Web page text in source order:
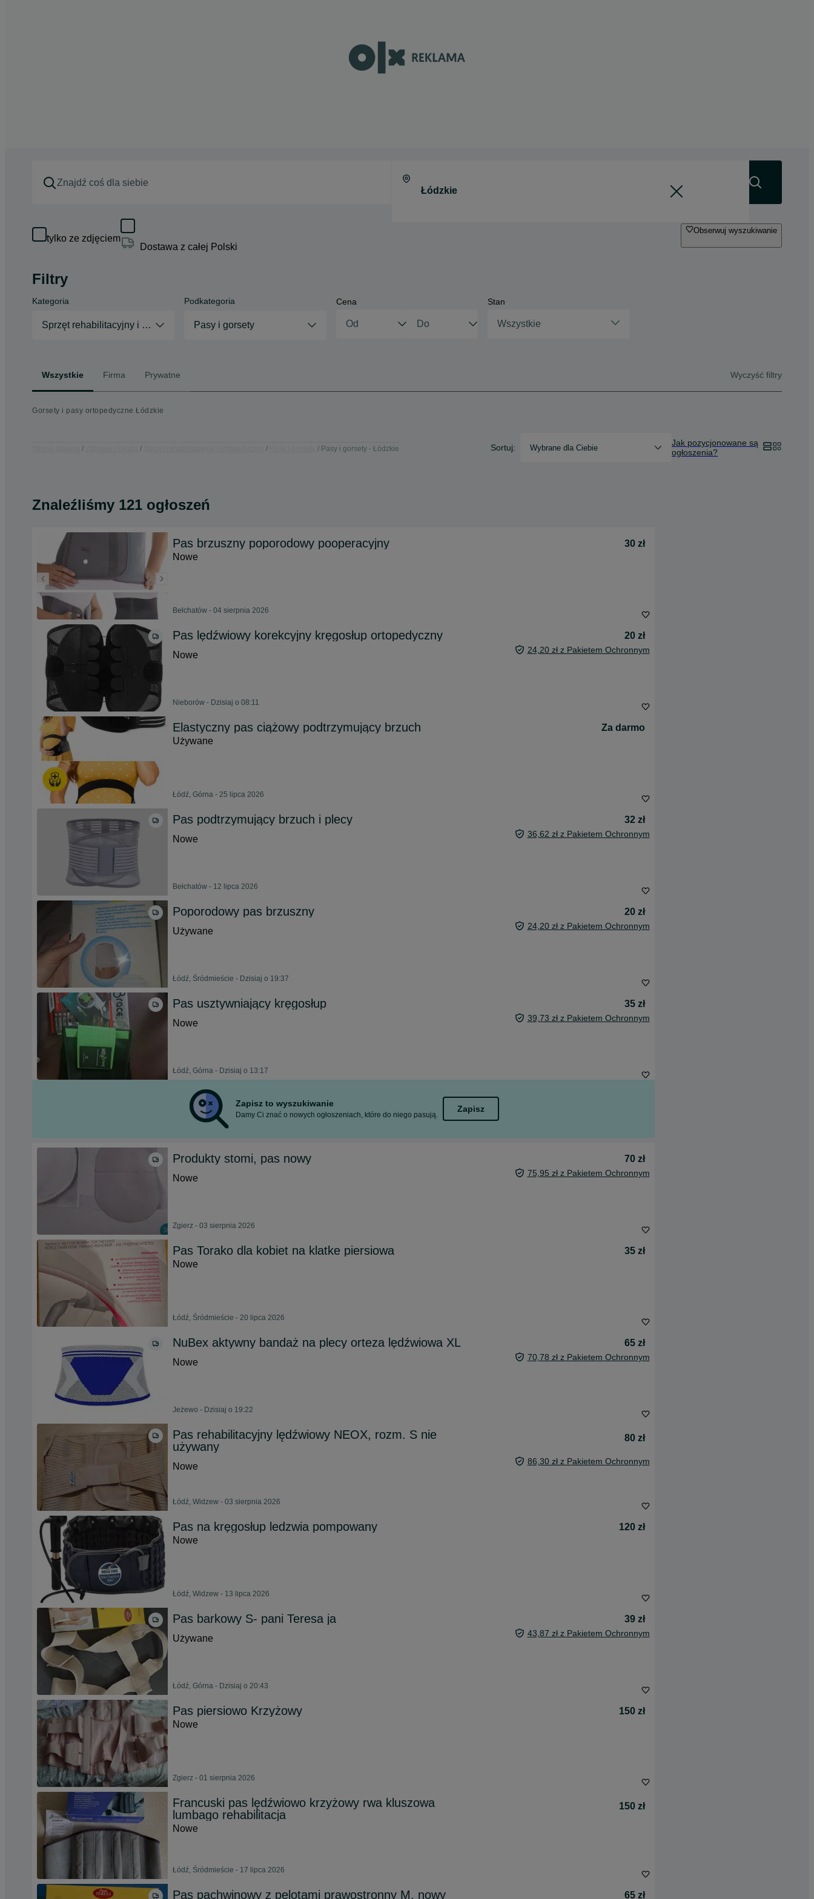
tylko ze zdjęciem
Dostawa z całej Polski
Obserwuj wyszukiwanie
Filtry
Kategoria
Sprzęt rehabilitacyjny i ortopedyczny
Podkategoria
Pasy i gorsety
Cena Stan
Wszystkie
Wszystkie Firma Prywatne Wyczyść filtry
Gorsety i pasy ortopedyczne Łódzkie
Pasy i gorsety - Łódzkie Sortuj: Wybrane dla Ciebie
Jak pozycjonowane są
ogłoszenia?
Znaleźliśmy 121 ogłoszeń
Pas brzuszny poporodowy pooperacyjny
30 zł
Nowe
Bełchatów - 04 sierpnia 2026
Pas lędźwiowy korekcyjny kręgosłup ortopedyczny
20 zł
Nowe
24,20 zł z Pakietem Ochronnym
Nieborów - Dzisiaj o 08:11
Elastyczny pas ciążowy podtrzymujący brzuch
Za darmo
Używane
Łódź, Górna - 25 lipca 2026
Pas podtrzymujący brzuch i plecy
32 zł
Nowe
36,62 zł z Pakietem Ochronnym
Bełchatów - 12 lipca 2026
Poporodowy pas brzuszny
20 zł
Używane
24,20 zł z Pakietem Ochronnym
Łódź, Śródmieście - Dzisiaj o 19:37
Pas usztywniający kręgosłup
35 zł
Nowe
39,73 zł z Pakietem Ochronnym
Łódź, Górna - Dzisiaj o 13:17
Zapisz to wyszukiwanie
Damy Ci znać o nowych ogłoszeniach, które do niego pasują.
Zapisz
Produkty stomi, pas nowy
70 zł
Nowe
75,95 zł z Pakietem Ochronnym
Zgierz - 03 sierpnia 2026
Pas Torako dla kobiet na klatke piersiowa
35 zł
Nowe
Łódź, Śródmieście - 20 lipca 2026
NuBex aktywny bandaż na plecy orteza lędźwiowa XL
65 zł
Nowe
70,78 zł z Pakietem Ochronnym
Jeżewo - Dzisiaj o 19:22
Pas rehabilitacyjny lędźwiowy NEOX, rozm. S nie
używany
80 zł
Nowe 86,30 zł z Pakietem Ochronnym
Łódź, Widzew - 03 sierpnia 2026
Pas na kręgosłup ledzwia pompowany
120 zł
Nowe
Łódź, Widzew - 13 lipca 2026
Pas barkowy S- pani Teresa ja
39 zł
Używane
43,87 zł z Pakietem Ochronnym
Łódź, Górna - Dzisiaj o 20:43
Pas piersiowo Krzyżowy
150 zł
Nowe
Zgierz - 01 sierpnia 2026
Francuski pas lędźwiowo krzyżowy rwa kluszowa
lumbago rehabilitacja
150 zł
Nowe
Łódź, Śródmieście - 17 lipca 2026
Pas pachwinowy z pelotami prawostronny M, nowy 65 zł